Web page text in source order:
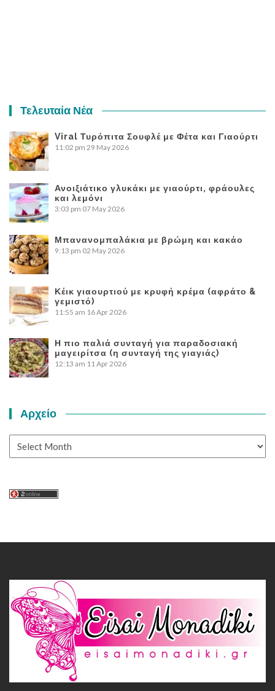
Τελευταία Νέα
Viral Τυρόπιτα Σουφλέ με Φέτα και Γιαούρτι
11:02 pm 29 May 2026
Ανοιξιάτικο γλυκάκι με γιαούρτι, φράουλες
και λεμόνι
3:03 pm 07 May 2026
Μπανανομπαλάκια με βρώμη και κακάο
9:13 pm 02 May 2026
Κέικ γιαουρτιού με κρυφή κρέμα (αφράτο &
γεμιστό)
11:55 am 16 Apr 2026
Η πιο παλιά συνταγή για παραδοσιακή
μαγειρίτσα (η συνταγή της γιαγιάς)
12:13 am 11 Apr 2026
Αρχείο